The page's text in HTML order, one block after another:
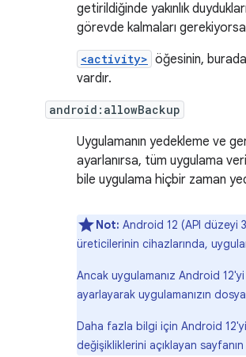
getirildiğinde yakınlık
görevde kalmaları gerekiyorsa
<activity> öğesinin,
vardır.
android:allowBackup
Uygulamanın yedekleme ve
ayarlanırsa, tüm uygulama
bile uygulama hiçbir zaman
Not: Android 12 (API düzeyi
üreticilerinin cihazlarında,
Ancak uygulamanız Android
ayarlayarak uygulamanızın
Daha fazla bilgi için Android
değişikliklerini açıklayan sayfanın